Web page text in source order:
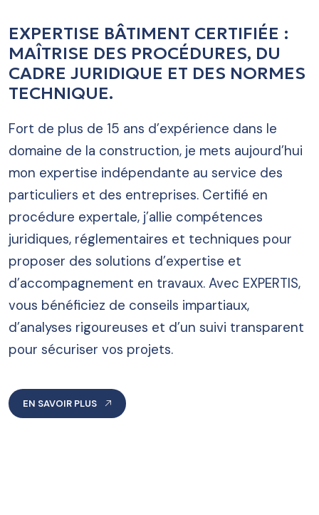
EXPERTISE BÂTIMENT CERTIFIÉE :
MAÎTRISE DES PROCÉDURES, DU
CADRE JURIDIQUE ET DES NORMES
TECHNIQUE.
Fort de plus de 15 ans d’expérience dans le
domaine de la construction, je mets aujourd’hui
mon expertise indépendante au service des
particuliers et des entreprises. Certifié en
procédure expertale, j’allie compétences
juridiques, réglementaires et techniques pour
proposer des solutions d’expertise et
d’accompagnement en travaux. Avec EXPERTIS,
vous bénéficiez de conseils impartiaux,
d’analyses rigoureuses et d’un suivi transparent
pour sécuriser vos projets.
EN SAVOIR PLUS